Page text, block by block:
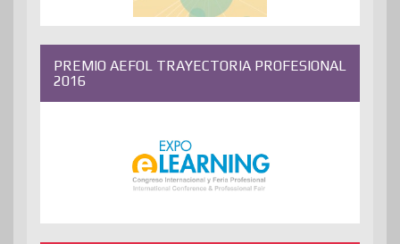
PREMIO AEFOL TRAYECTORIA PROFESIONAL
2016